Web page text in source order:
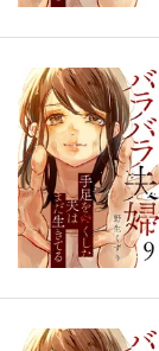
ポイント